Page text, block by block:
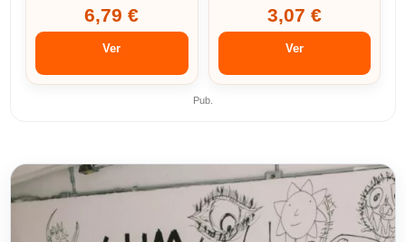
6,79 €
Ver
3,07 €
Ver
Pub.